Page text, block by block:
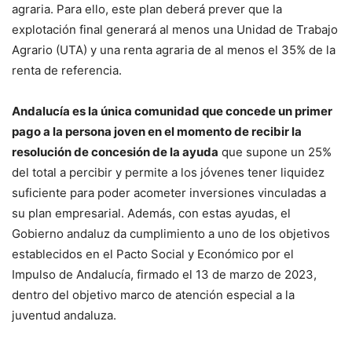
agraria. Para ello, este plan deberá prever que la
explotación final generará al menos una Unidad de Trabajo
Agrario (UTA) y una renta agraria de al menos el 35% de la
renta de referencia.
Andalucía es la única comunidad que concede un primer
pago a la persona joven en el momento de recibir la
resolución de concesión de la ayuda que supone un 25%
del total a percibir y permite a los jóvenes tener liquidez
suficiente para poder acometer inversiones vinculadas a
su plan empresarial. Además, con estas ayudas, el
Gobierno andaluz da cumplimiento a uno de los objetivos
establecidos en el Pacto Social y Económico por el
Impulso de Andalucía, firmado el 13 de marzo de 2023,
dentro del objetivo marco de atención especial a la
juventud andaluza.